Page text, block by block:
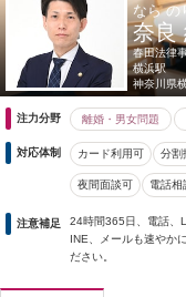
なら の
奈良
春田法律
横浜駅
神奈川県
注力分野 離婚・男女問題
対応体制 カード利用可 分割
夜間面談可 電話相
注意補足
24時間365日、電話、
INE、メールも速やか
ださい。